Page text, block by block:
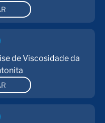
de Viscosidade da